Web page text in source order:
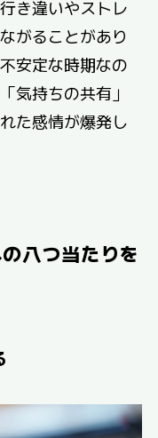
き違いやストレ
がることがあり
安定な時期なの
気持ちの共有」
た感情が爆発し
八つ当たりを